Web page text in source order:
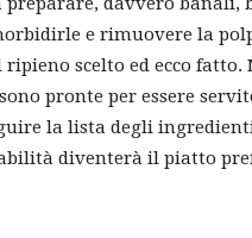
e rimuovere la
scelto ed ecco fatto.
pronte per essere
la lista degli
diventerà il piatto